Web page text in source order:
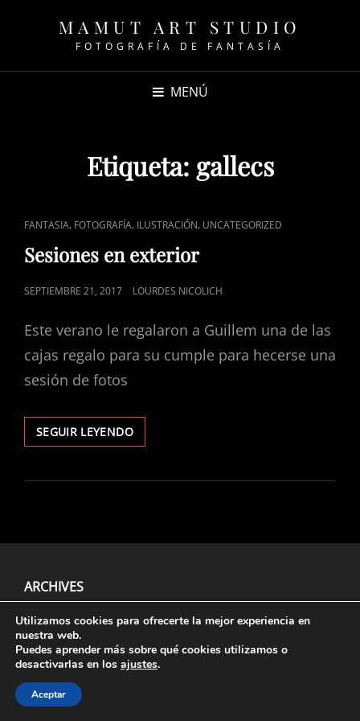
MAMUT ART STUDIO
FOTOGRAFÍA DE FANTASÍA
MENÚ
Etiqueta: gallecs
ENLACES
DE
CATEGORÍAS
FANTASIA, FOTOGRAFÍA, ILUSTRACIÓN, UNCATEGORIZED
Sesiones en exterior
PUBLICADO
SEPTIEMBRE 21, 2017 LOURDES NICOLICH
Este verano le regalaron a Guillem una de las
cajas regalo para su cumple para hecerse una
sesión de fotos
SEGUIR LEYENDOSESIONES
EN
ARCHIVES
Aviso Legal, Políticas De
Utilizamos cookies para ofrecerte la mejor experiencia en
nuestra web.
Puedes aprender más sobre qué cookies utilizamos o
desactivarlas en los ajustes.
Aceptar